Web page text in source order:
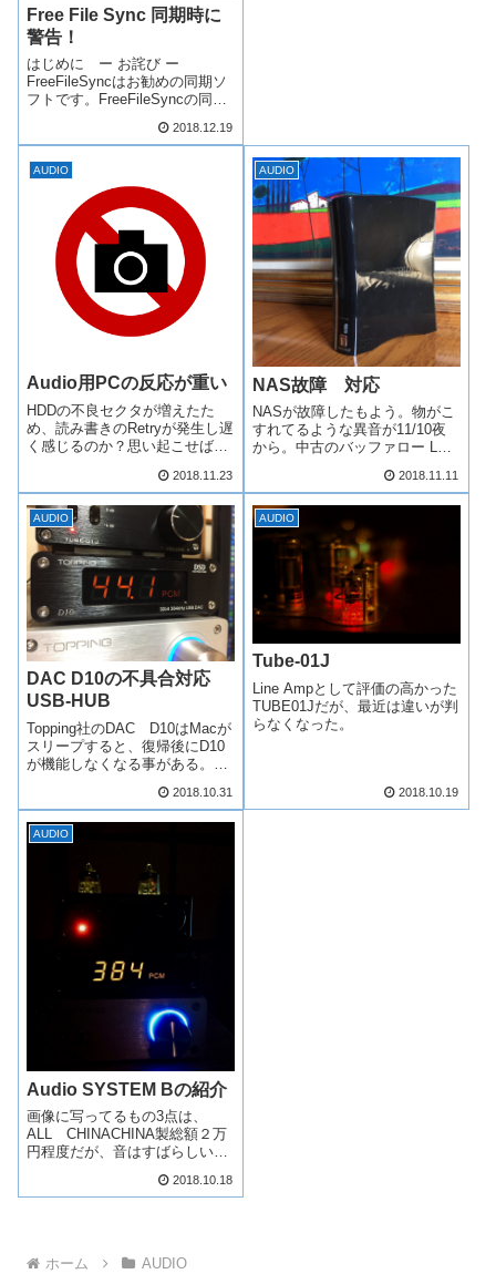
Free File Sync 同期時に
警告！
はじめに ー お詫び ー
FreeFileSyncはお勧めの同期ソ
フトです。FreeFileSyncの同期
情報により「FreeFileSyncは怖
方がいらっしゃるとすれば、お
詫びするとと...
2018.12.19
AUDIO
Audio用PCの反応が重い
HDDの不良セクタが増えたた
め、読み書きのRetryが発生し遅
く感じるのか？思い起こせば、
クのアクセスランプが付きっぱ
なしになったり、気になる動き
をしてるように思う。後日、同
容量 １TB WD10EZEXを購
入し...
2018.11.23
AUDIO
NAS故障 対応
NASが故障したもよう。物がこ
すれてるような異音が11/10夜
から。中古のバッファロー LS-
くらい使ってるかな？。常時電
と思う。NAS君、ご苦労様でし
た。ファイルサーバーも...
2018.11.11
AUDIO
DAC D10の不具合対応
USB-HUB
Topping社のDAC D10はMacが
スリープすると、復帰後にD10
が機能しなくなる事がある。
合があるたびにMACを再起動す
なければならない。のでSW付
2018.10.31
AUDIO
Tube-01J
Line Ampとして評価の高かった
TUBE01Jだが、最近は違いが判
らなくなった。
2018.10.19
AUDIO
Audio SYSTEM Bの紹介
画像に写ってるもの3点は、
ALL CHINACHINA製総額２万
円程度だが、音はすばらしい
自分が良いと思えばそれで良い
2018.10.18
ホーム AUDIO